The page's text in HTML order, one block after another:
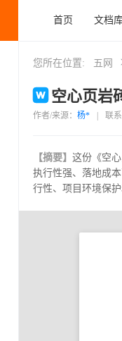
首页 文档
您所在位置: 五网
空心页岩
作者/来源： 杨* 联
【摘要】 这份《空
执行性强、落地成
行性、项目环境保